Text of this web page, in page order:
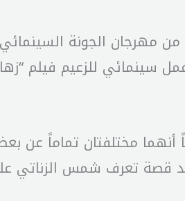
مهرجان الجونة
مختلفتان تماماً عن
قصة تعرف شمس الزناتي